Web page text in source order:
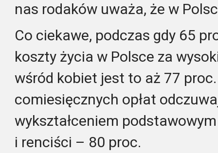
nas rodaków uważa, że w
Co ciekawe, podczas gdy 65
koszty życia w Polsce za
wśród kobiet jest to aż 77
comiesięcznych opłat
wykształceniem
i renciści – 80 proc.